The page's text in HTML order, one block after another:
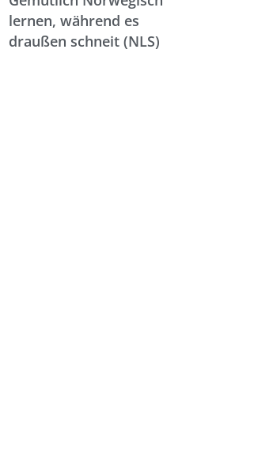
lernen, während es
draußen schneit (NLS)